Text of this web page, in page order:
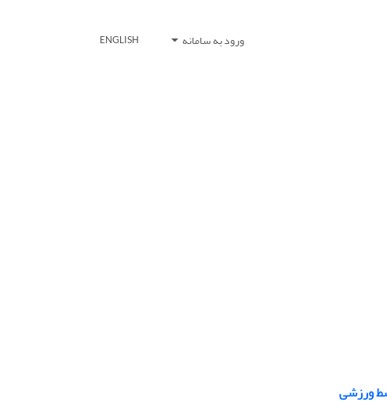
ورود به سامانه ENGLISH
ورزشی